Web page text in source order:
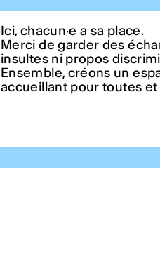
Ici, chacun·e a sa place.
Merci de garder des
insultes ni propos
Ensemble, créons un
accueillant pour toutes et